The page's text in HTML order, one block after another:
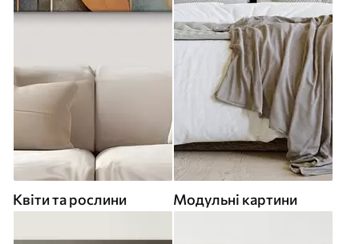
Квіти та рослини Модульні картини